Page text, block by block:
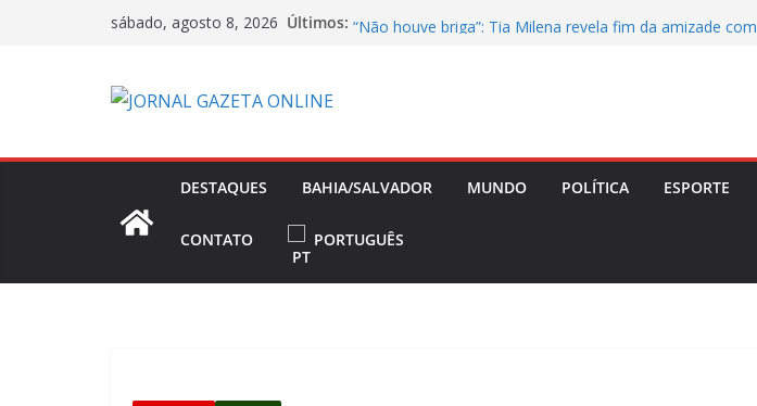
sábado, agosto 8, 2026 Últimos: Base da Polícia Militar é alvo de tiros em Lauro de Freitas
omissão” de falhas apontada pela ANAC
DESTAQUES BAHIA/SALVADOR MUNDO POLÍTICA ESPORTE
CONTATO PORTUGUÊS